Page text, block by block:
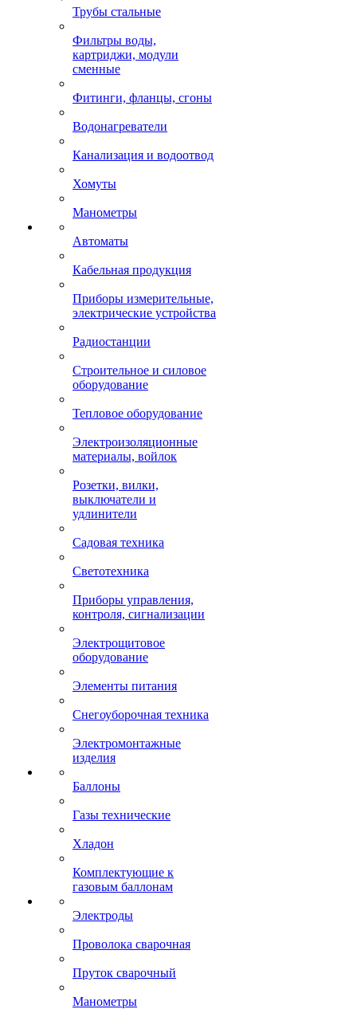
Трубы стальные
Фильтры воды,
картриджи, модули
сменные
Фитинги, фланцы, сгоны
Водонагреватели
Канализация и водоотвод
Хомуты
Манометры
Автоматы
Кабельная продукция
Приборы измерительные,
электрические устройства
Радиостанции
Строительное и силовое
оборудование
Тепловое оборудование
Электроизоляционные
материалы, войлок
Розетки, вилки,
выключатели и
удлинители
Садовая техника
Светотехника
Приборы управления,
контроля, сигнализации
Электрощитовое
оборудование
Элементы питания
Снегоуборочная техника
Электромонтажные
изделия
Баллоны
Газы технические
Хладон
Комплектующие к
газовым баллонам
Электроды
Проволока сварочная
Пруток сварочный
Манометры